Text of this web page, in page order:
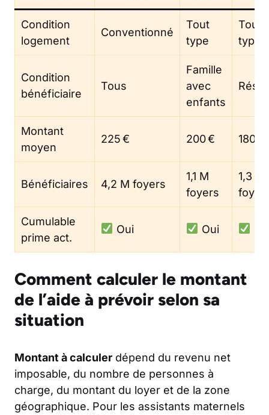
Condition
logement
Conventionné
Tout
type
Tout
type
Condition
bénéficiaire
Tous
Famille
avec
enfants
Montant
moyen
225 € 200 € 180 €
Bénéficiaires 4,2 M foyers
1,1 M
foyers
1,3 M
Cumulable
prime act.
Oui Oui
Comment calculer le montant
de l’aide à prévoir selon sa
situation
Montant à calculer dépend du revenu net
imposable, du nombre de personnes à
charge, du montant du loyer et de la zone
géographique. Pour les assistants maternels